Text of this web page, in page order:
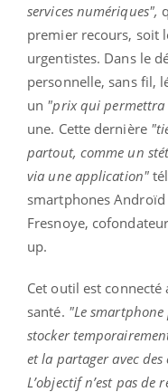
services numériques",
premier recours, soit
urgentistes. Dans le
personnelle, sans fil,
un "prix qui permettra
une. Cette dernière
partout, comme un
via une application"
smartphones
Fresnoye,
up.
Cet outil est
santé. "Le smartphone
stocker
et la partager avec
L’objectif n’est pas de